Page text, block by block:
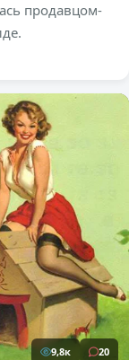
продавцом-
9,8к 20